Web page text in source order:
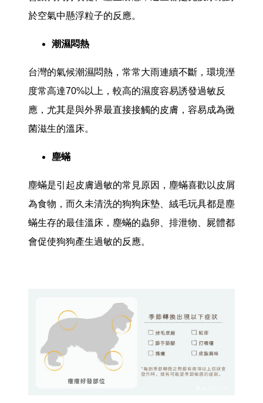
於空氣中懸浮粒子的反應。
潮濕悶熱
台灣的氣候潮濕悶熱，常常大雨連續不斷，環境溼
度常高達70%以上，較高的濕度容易誘發過敏反
應，尤其是與外界最直接接觸的皮膚，容易成為黴
菌滋生的溫床。
塵蟎
塵蟎是引起皮膚過敏的常見原因，塵蟎喜歡以皮屑
為食物，而久未清洗的狗狗床墊、絨毛玩具都是塵
蟎生存的最佳溫床，塵蟎的蟲卵、排泄物、屍體都
會促使狗狗產生過敏的反應。